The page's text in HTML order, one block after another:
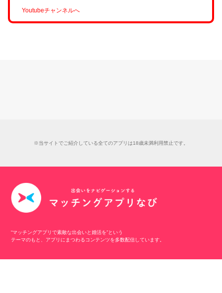
Youtubeチャンネルへ
※当サイトでご紹介している全てのアプリは18歳未満利用禁止です。
“マッチングアプリで素敵な出会いと婚活を”という
テーマのもと、アプリにまつわるコンテンツを多数配信しています。